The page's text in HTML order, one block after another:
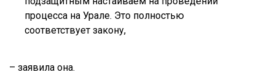
процесса на Урале. Это полностью
соответствует закону,
– заявила она.